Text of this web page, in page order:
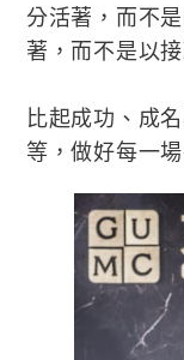
分活著，而不
著，而不是以
比起成功、成
等，做好每一